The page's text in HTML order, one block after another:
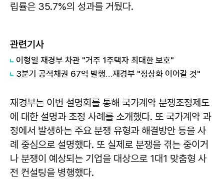
립률은 35.7%의 성과를 거뒀다.
관련기사
이형일 재경부 차관 "거주 1주택자 최대한 보호"
3분기 공적채권 67억 발행…재경부 "정상화 이어갈 것"
재경부는 이번 설명회를 통해 국가계약 분쟁조정제도
에 대한 설명과 조정 사례를 소개했다. 또 국가계약 과
정에서 발생하는 주요 분쟁 유형과 해결방안 등을 사
례 중심으로 설명했다. 또 실제로 분쟁을 겪는 중이거
나 분쟁이 예상되는 기업을 대상으로 1대1 맞춤형 사
전 컨설팅을 병행했다.